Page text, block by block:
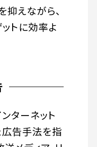
抑えながら、
トに効率よ
ターネット
告手法を指